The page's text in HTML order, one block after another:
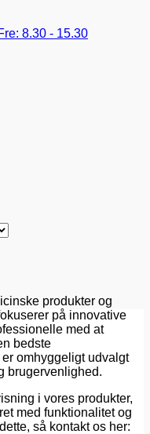
8.30 - 15.30
produkter og
på innovative
med at
bedste
omhyggeligt udvalgt
brugervenlighed.
i vores produkter,
med funktionalitet og
så kontakt os her: